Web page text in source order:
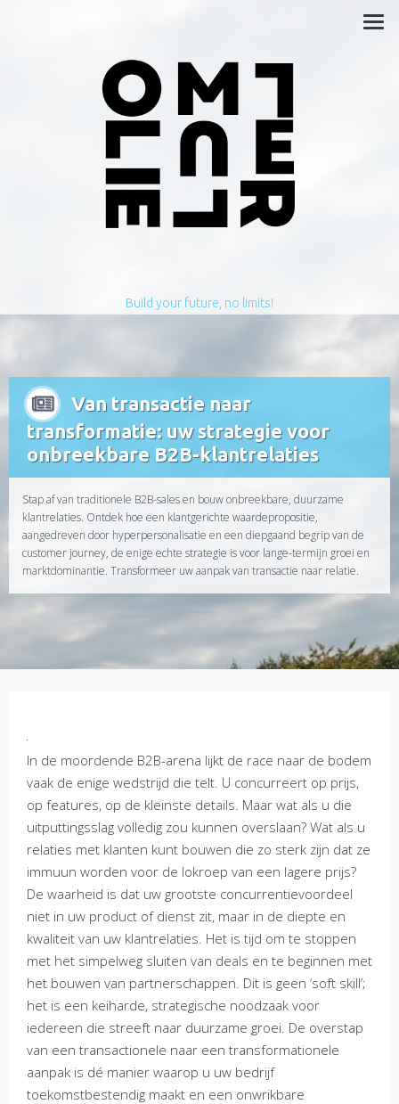
Build your future, no limits!
Van transactie naar
transformatie: uw strategie voor
onbreekbare B2B-klantrelaties
Stap af van traditionele B2B-sales en bouw onbreekbare, duurzame
klantrelaties. Ontdek hoe een klantgerichte waardepropositie,
aangedreven door hyperpersonalisatie en een diepgaand begrip van de
customer journey, de enige echte strategie is voor lange-termijn groei en
marktdominantie. Transformeer uw aanpak van transactie naar relatie.
In de moordende B2B-arena lijkt de race naar de bodem
vaak de enige wedstrijd die telt. U concurreert op prijs,
op features, op de kleinste details. Maar wat als u die
uitputtingsslag volledig zou kunnen overslaan? Wat als u
relaties met klanten kunt bouwen die zo sterk zijn dat ze
immuun worden voor de lokroep van een lagere prijs?
De waarheid is dat uw grootste concurrentievoordeel
niet in uw product of dienst zit, maar in de diepte en
kwaliteit van uw klantrelaties. Het is tijd om te stoppen
met het simpelweg sluiten van deals en te beginnen met
het bouwen van partnerschappen. Dit is geen ‘soft skill’;
het is een keiharde, strategische noodzaak voor
iedereen die streeft naar duurzame groei. De overstap
van een transactionele naar een transformationele
aanpak is dé manier waarop u uw bedrijf
toekomstbestendig maakt en een onwrikbare